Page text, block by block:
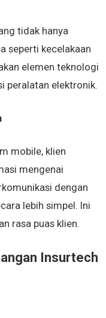
tidak hanya
seperti kecelakaan
elemen teknologi
peralatan elektronik.
mobile, klien
mengenai
dengan
lebih simpel. Ini
rasa puas klien.
Insurtech